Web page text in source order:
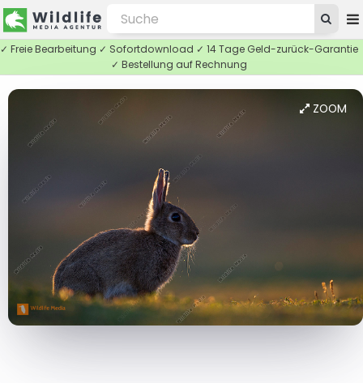
✓ Freie Bearbeitung ✓ Sofortdownload ✓ 14 Tage Geld-zurück-Garantie
✓ Bestellung auf Rechnung
ZOOM